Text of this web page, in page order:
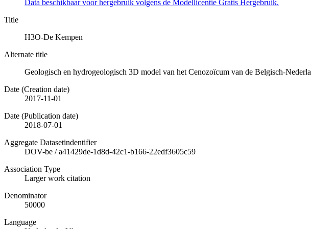
Data beschikbaar voor hergebruik volgens de Modellicentie Gratis Hergebruik.
Title
H3O-De Kempen
Alternate title
Geologisch en hydrogeologisch 3D model van het Cenozoïcum van de Belgisch-
Date (Creation date)
2017-11-01
Date (Publication date)
2018-07-01
Aggregate Datasetindentifier
DOV-be /a41429de-1d8d-42c1-b166-22edf3605c59
Association Type
Larger work citation
Denominator
50000
Language